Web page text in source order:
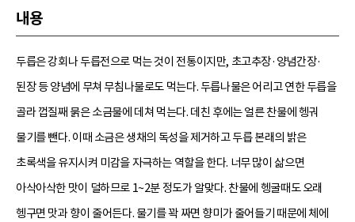
내용
두릅은 강회나 두릅전으로 먹는 것이 전통이지만, 초고추장·양념간장·
된장 등 양념에 무쳐 무침나물로도 먹는다. 두릅나물은 어리고 연한 두릅을
골라 껍질째 묽은 소금물에 데쳐 먹는다. 데친 후에는 얼른 찬물에 헹궈
물기를 뺀다. 이때 소금은 생채의 독성을 제거하고 두릅 본래의 밝은
초록색을 유지시켜 미감을 자극하는 역할을 한다. 너무 많이 삶으면
아삭아삭한 맛이 덜하므로 1~2분 정도가 알맞다. 찬물에 헹굴때도 오래
헹구면 맛과 향이 줄어든다. 물기를 꽉 짜면 향미가 줄어들기 때문에 체에